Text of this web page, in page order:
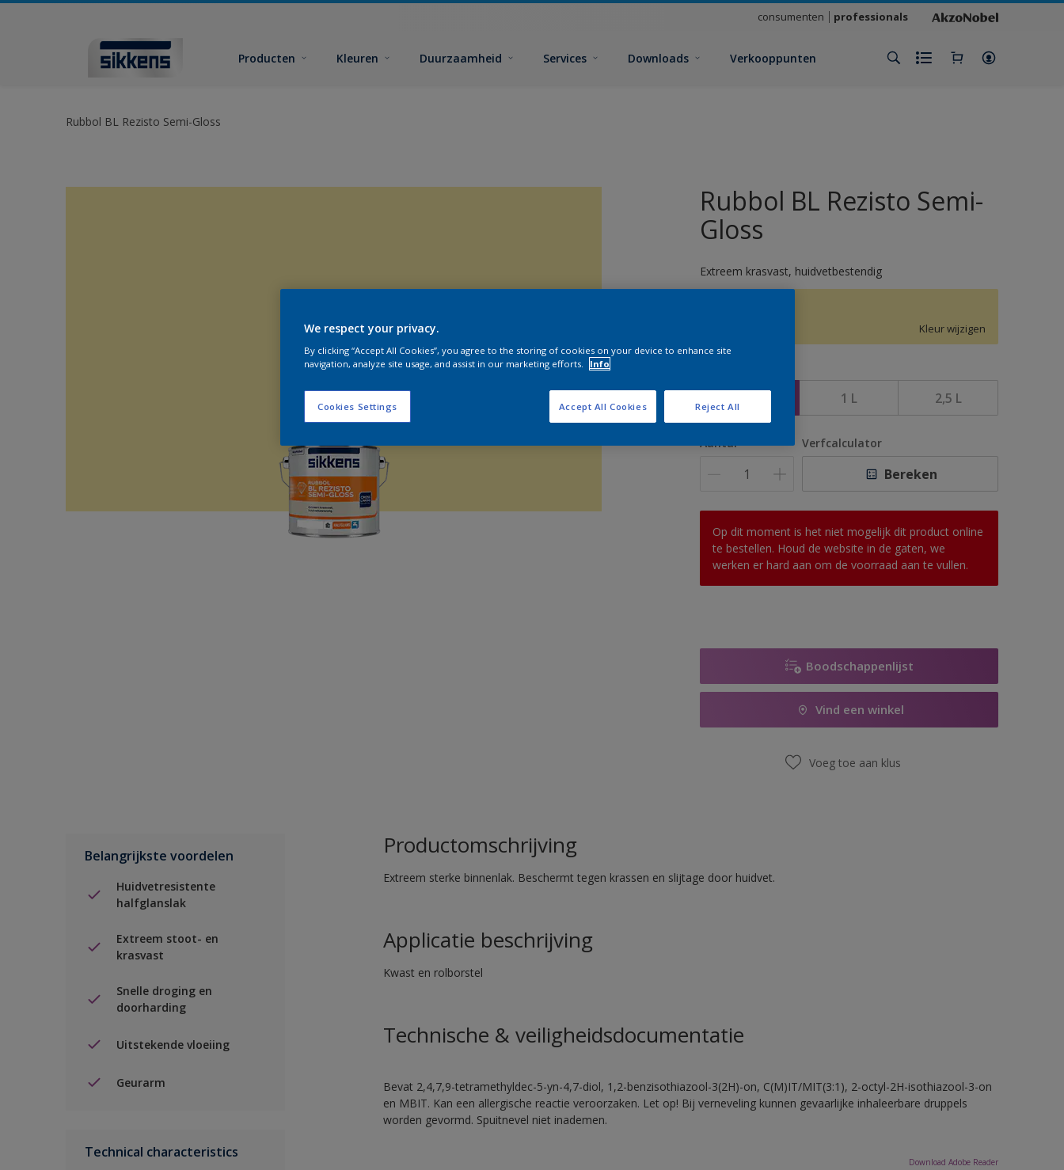
consumenten professionals
Producten Kleuren Duurzaamheid Services Downloads Verkooppunten
Rubbol BL Rezisto Semi-Gloss
Rubbol BL Rezisto Semi-
Gloss
Extreem krasvast, huidvetbestendig
Kleur wijzigen
500 ML 1 L 2,5 L
Aantal Verfcalculator
Bereken
Op dit moment is het niet mogelijk dit product online
te bestellen. Houd de website in de gaten, we
werken er hard aan om de voorraad aan te vullen.
Boodschappenlijst
Vind een winkel
Voeg toe aan klus
Belangrijkste voordelen
Huidvetresistente
halfglanslak
Extreem stoot- en
krasvast
Snelle droging en
doorharding
Uitstekende vloeiing
Geurarm
Technical characteristics
Productomschrijving
Extreem sterke binnenlak. Beschermt tegen krassen en slijtage door huidvet.
Applicatie beschrijving
Kwast en rolborstel
Technische & veiligheidsdocumentatie
Bevat 2,4,7,9-tetramethyldec-5-yn-4,7-diol, 1,2-benzisothiazool-3(2H)-on, C(M)IT/MIT(3:1), 2-octyl-2H-isothiazool-3-on
en MBIT. Kan een allergische reactie veroorzaken. Let op! Bij verneveling kunnen gevaarlijke inhaleerbare druppels
worden gevormd. Spuitnevel niet inademen.
Download Adobe Reader
We respect your privacy.
By clicking “Accept All Cookies”, you agree to the storing of cookies on your device to enhance site
navigation, analyze site usage, and assist in our marketing efforts.
Info
Cookies Settings Reject All
Accept All Cookies